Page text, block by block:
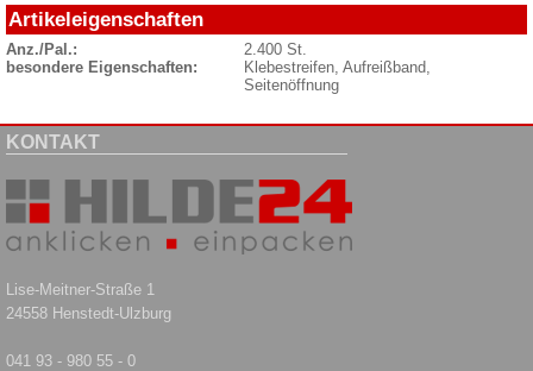
Artikeleigenschaften
Anz./Pal.:
2.400 St.
besondere Eigenschaften:
Klebestreifen, Aufreißband,
Seitenöffnung
KONTAKT
Lise-Meitner-Straße 1
24558 Henstedt-Ulzburg
041 93 - 980 55 - 0